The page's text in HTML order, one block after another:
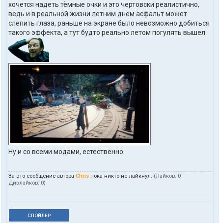
хочется надеть тёмные очки и это чертовски реалистично,
ведь и в реальной жизни летним днём асфальт может
слепить глаза, раньше на экране было невозможно добиться
такого эффекта, а тут будто реально летом погулять вышел
Ну и со всеми модами, естественно.
За это сообщение автора Chris пока никто не лайкнул. (Лайков: 0 ·
Дизлайков: 0)
СПОЙЛЕР